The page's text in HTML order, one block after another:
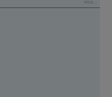
více...